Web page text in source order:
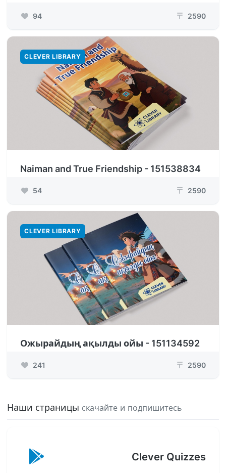
94 ₸ 2590
CLEVER LIBRARY
Naiman and True Friendship - 151538834
54 ₸ 2590
CLEVER LIBRARY
Ожырайдың ақылды ойы - 151134592
241 ₸ 2590
Наши страницы скачайте и подпишитесь
Clever Quizzes